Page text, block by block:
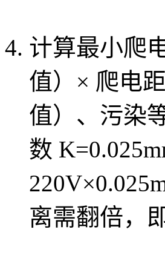
计算最小爬
值）× 爬电
值）、污染
数
离需翻倍，